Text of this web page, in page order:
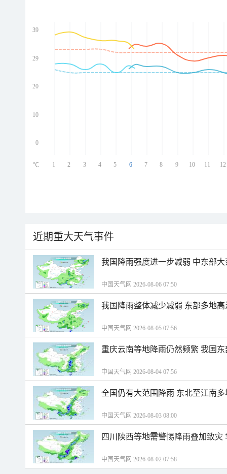
39
29
20
10
0
1 2 3 4 5 6 7 8 9 10 11 12
℃
近期重大天气事件
我国降雨强度进一步减弱 中东部
中国天气网 2026-08-06 07:50
我国降雨整体减少减弱 东部多地
中国天气网 2026-08-05 07:56
重庆云南等地降雨仍然频繁 我国
中国天气网 2026-08-04 07:56
全国仍有大范围降雨 东北至江南
中国天气网 2026-08-03 08:00
四川陕西等地需警惕降雨叠加致
中国天气网 2026-08-02 07:58